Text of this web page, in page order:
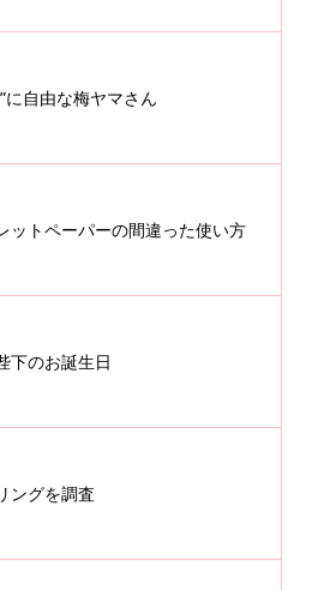
に自由な梅ヤマさん
ットペーパーの間違った使い方
下のお誕生日
ングを調査